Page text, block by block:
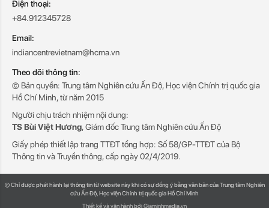
Điện thoại:
+84.912345728
Email:
indiancentrevietnam@hcma.vn
Theo dõi thông tin:
© Bản quyền: Trung tâm Nghiên cứu Ấn Độ, Học viện Chính trị quốc gia
Hồ Chí Minh, từ năm 2015
Người chịu trách nhiệm nội dung:
TS Bùi Việt Hương, Giám đốc Trung tâm Nghiên cứu Ấn Độ
Giấy phép thiết lập trang TTĐT tổng hợp: Số 58/GP-TTĐT của Bộ
Thông tin và Truyền thông, cấp ngày 02/4/2019.
© Chỉ được phát hành lại thông tin từ website này khi có sự đồng ý bằng văn bản của Trung tâm Nghiên
cứu Ấn Độ, Học viện Chính trị quốc gia Hồ Chí Minh
Thiết kế và vận hành bởi Giaminhmedia.vn